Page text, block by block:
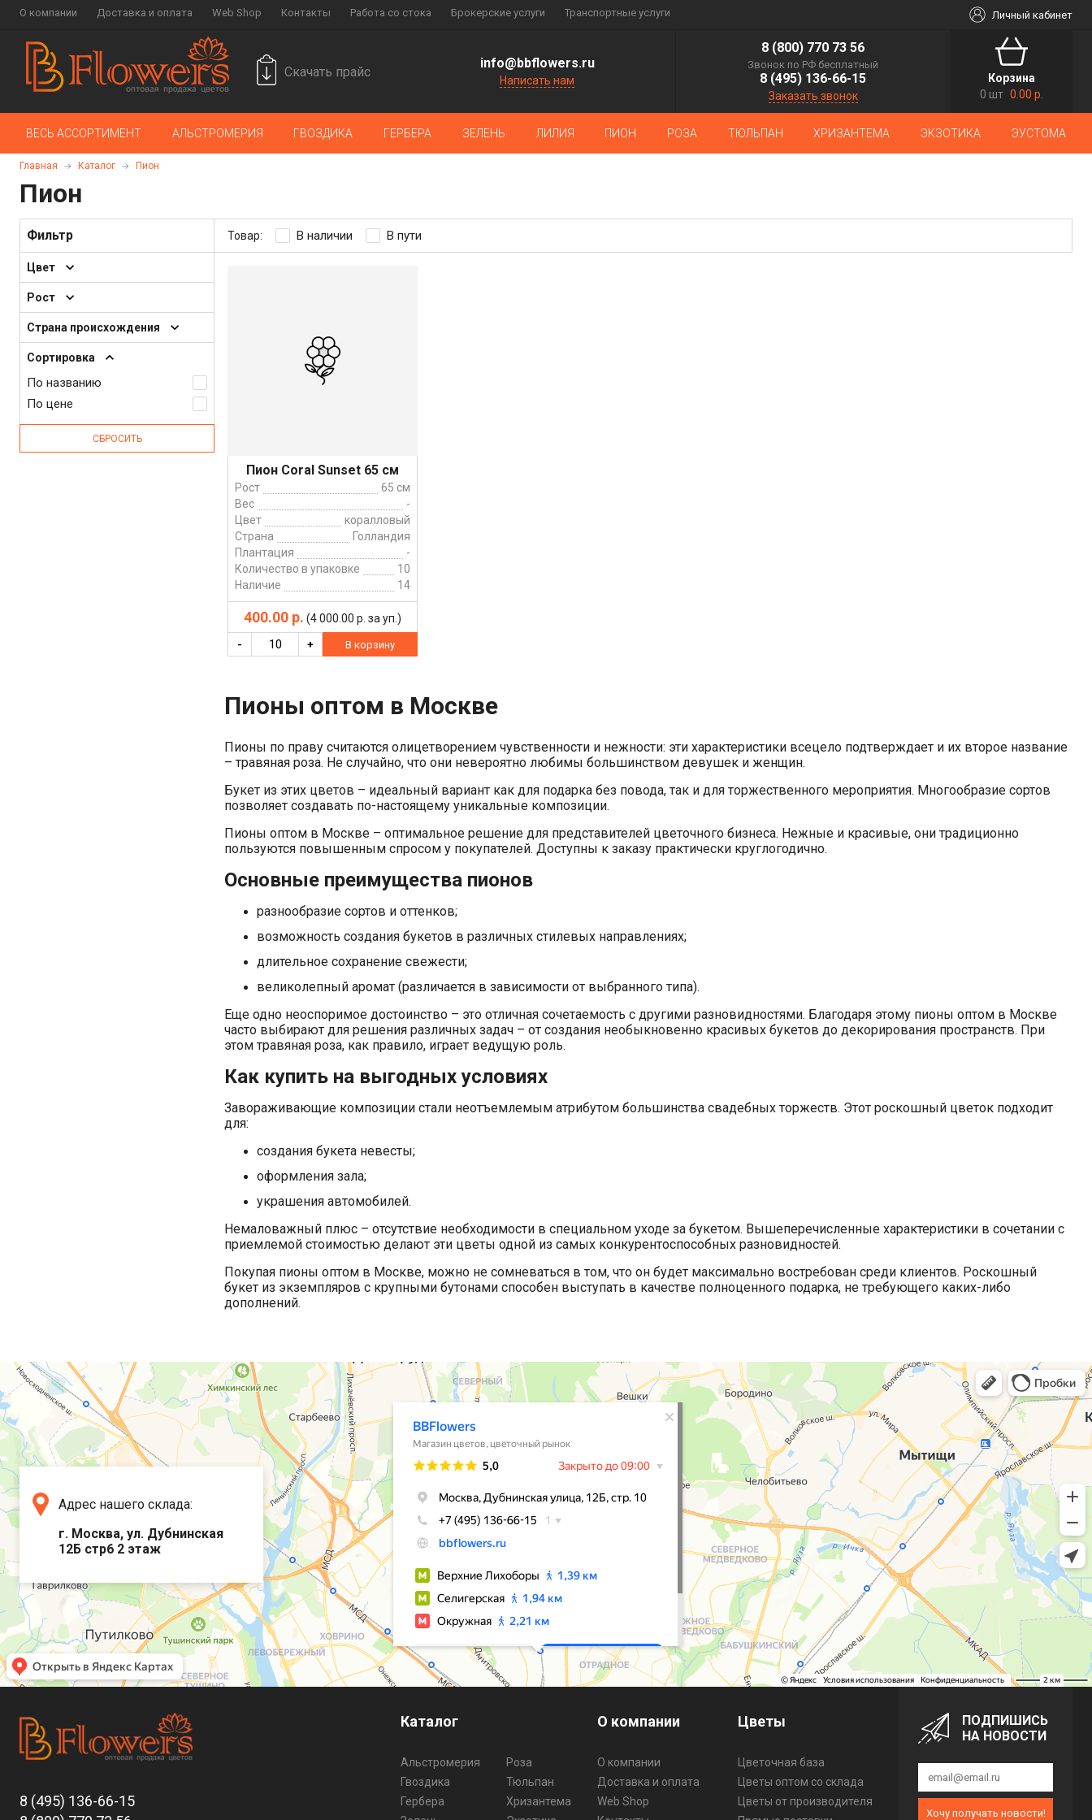
О компании Доставка и оплата Web Shop Контакты Работа со стока Брокерские услуги Транспортные услуги Личный кабинет
Скачать прайс
info@bbflowers.ru
Написать нам
8 (800) 770 73 56
Звонок по РФ бесплатный
8 (495) 136-66-15
Заказать звонок
Корзина
0 шт 0.00 р.
ВЕСЬ АССОРТИМЕНТ АЛЬСТРОМЕРИЯ ГВОЗДИКА ГЕРБЕРА ЗЕЛЕНЬ ЛИЛИЯ ПИОН РОЗА ТЮЛЬПАН ХРИЗАНТЕМА ЭКЗОТИКА ЭУСТОМА
Главная Каталог Пион
Пион
Фильтр
Цвет
Рост
Страна происхождения
Сортировка
По названию
По цене
СБРОСИТЬ
Товар: В наличии В пути
Пион Coral Sunset 65 см
Рост
65 см
Вес
-
Цвет
коралловый
Страна
Голландия
Плантация
-
Количество в упаковке
10
Наличие
14
400.00 р. (4 000.00 р. за уп.)
- + В корзину
Пионы оптом в Москве
Пионы по праву считаются олицетворением чувственности и нежности: эти характеристики всецело подтверждает и их второе название
– травяная роза. Не случайно, что они невероятно любимы большинством девушек и женщин.
Букет из этих цветов – идеальный вариант как для подарка без повода, так и для торжественного мероприятия. Многообразие сортов
позволяет создавать по-настоящему уникальные композиции.
Пионы оптом в Москве – оптимальное решение для представителей цветочного бизнеса. Нежные и красивые, они традиционно
пользуются повышенным спросом у покупателей. Доступны к заказу практически круглогодично.
Основные преимущества пионов
разнообразие сортов и оттенков;
возможность создания букетов в различных стилевых направлениях;
длительное сохранение свежести;
великолепный аромат (различается в зависимости от выбранного типа).
Еще одно неоспоримое достоинство – это отличная сочетаемость с другими разновидностями. Благодаря этому пионы оптом в Москве
часто выбирают для решения различных задач – от создания необыкновенно красивых букетов до декорирования пространств. При
этом травяная роза, как правило, играет ведущую роль.
Как купить на выгодных условиях
Завораживающие композиции стали неотъемлемым атрибутом большинства свадебных торжеств. Этот роскошный цветок подходит
для:
создания букета невесты;
оформления зала;
украшения автомобилей.
Немаловажный плюс – отсутствие необходимости в специальном уходе за букетом. Вышеперечисленные характеристики в сочетании с
приемлемой стоимостью делают эти цветы одной из самых конкурентоспособных разновидностей.
Покупая пионы оптом в Москве, можно не сомневаться в том, что он будет максимально востребован среди клиентов. Роскошный
букет из экземпляров с крупными бутонами способен выступать в качестве полноценного подарка, не требующего каких-либо
дополнений.
Адрес нашего склада:
г. Москва, ул. Дубнинская
12Б стр6 2 этаж
8 (495) 136-66-15
Каталог
Альстромерия
Гвоздика
Гербера
Роза
Тюльпан
Хризантема
О компании
О компании
Доставка и оплата
Web Shop
Цветы
Цветочная база
Цветы оптом со склада
Цветы от производителя
ПОДПИШИСЬ
НА НОВОСТИ
Хочу получать новости!